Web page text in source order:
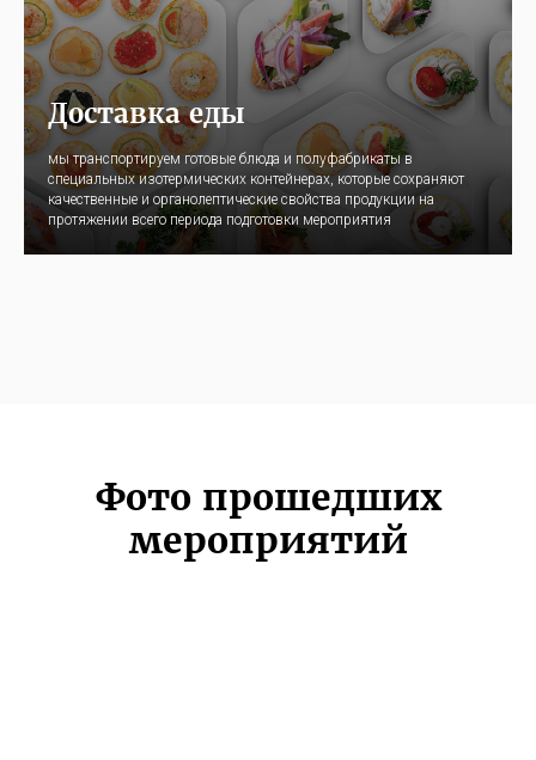
Доставка еды
мы транспортируем готовые блюда и полуфабрикаты в
специальных изотермических контейнерах, которые сохраняют
качественные и органолептические свойства продукции на
протяжении всего периода подготовки мероприятия
Фото прошедших
мероприятий